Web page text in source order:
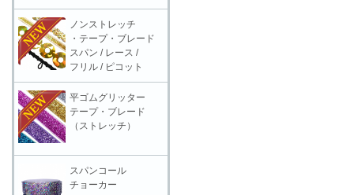
ノンストレッチ
・テープ・ブレード
スパン / レース /
フリル / ピコット
平ゴムグリッター
テープ・ブレード
（ストレッチ）
スパンコール
チョーカー